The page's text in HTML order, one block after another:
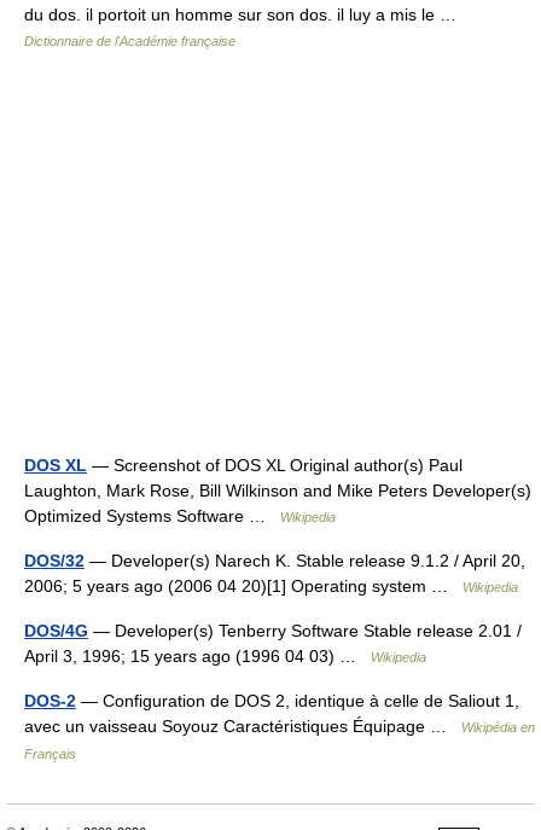
du dos. il portoit un homme sur son dos. il luy a mis le …
Dictionnaire de l'Académie française
DOS XL — Screenshot of DOS XL Original author(s) Paul
Laughton, Mark Rose, Bill Wilkinson and Mike Peters Developer(s)
Optimized Systems Software …
Wikipedia
DOS/32 — Developer(s) Narech K. Stable release 9.1.2 / April 20,
2006; 5 years ago (2006 04 20)[1] Operating system …
Wikipedia
DOS/4G — Developer(s) Tenberry Software Stable release 2.01 /
April 3, 1996; 15 years ago (1996 04 03) …
Wikipedia
DOS-2 — Configuration de DOS 2, identique à celle de Saliout 1,
avec un vaisseau Soyouz Caractéristiques Équipage …
Wikipédia en
Français